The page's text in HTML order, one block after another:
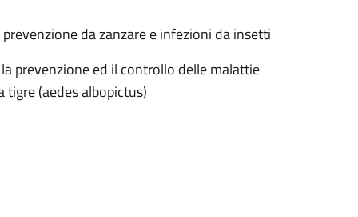
da zanzare e infezioni da insetti
prevenzione ed il controllo delle malattie
(aedes albopictus)